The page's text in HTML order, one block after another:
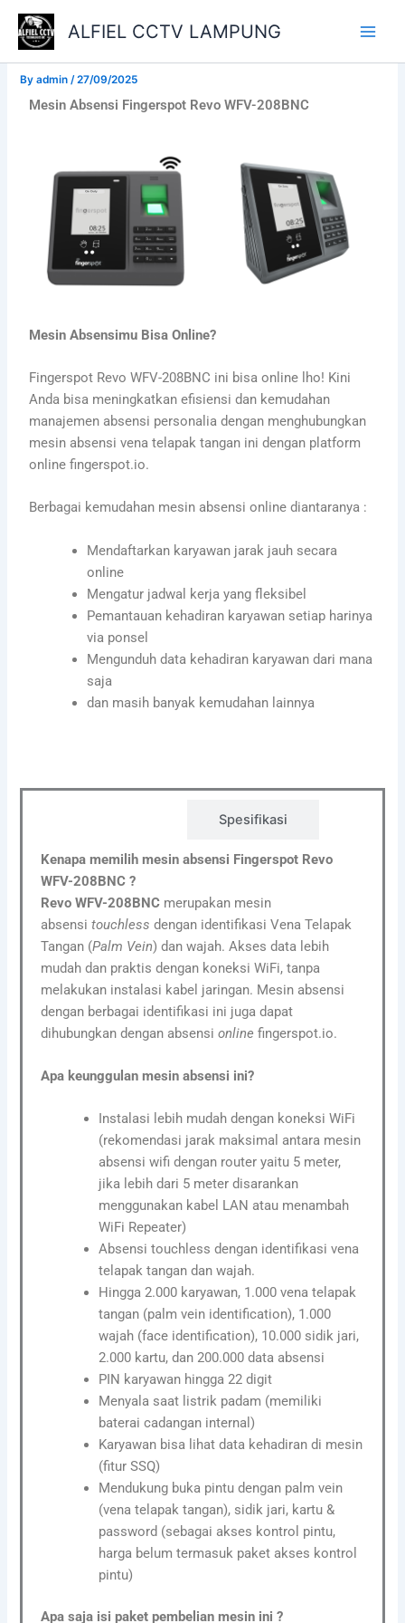
Skip
content
ALFIEL CCTV LAMPUNG
Byadmin/27/09/2025
Mesin Absensi Fingerspot Revo WFV-208BNC
Mesin Absensimu Bisa Online?
Fingerspot Revo WFV-208BNC ini bisa online lho! Kini
Anda bisa meningkatkan efisiensi dan kemudahan
manajemen absensi personalia dengan menghubungkan
mesin absensi vena telapak tangan ini dengan platform
online fingerspot.io.
Berbagai kemudahan mesin absensi online diantaranya :
Mendaftarkan karyawan jarak jauh secara
online
Mengatur jadwal kerja yang fleksibel
Pemantauan kehadiran karyawan setiap harinya
via ponsel
Mengunduh data kehadiran karyawan dari mana
saja
dan masih banyak kemudahan lainnya
Spesifikasi
Kenapa memilih mesin absensi Fingerspot Revo
WFV-208BNC ?
Revo WFV-208BNC merupakan mesin
absensitouchless dengan identifikasi Vena Telapak
Tangan (Palm Vein) dan wajah. Akses data lebih
mudah dan praktis dengan koneksi WiFi, tanpa
melakukan instalasi kabel jaringan. Mesin absensi
dengan berbagai identifikasi ini juga dapat
dihubungkan dengan absensionline fingerspot.io.
Apa keunggulan mesin absensi ini?
Instalasi lebih mudah dengan koneksi WiFi
(rekomendasi jarak maksimal antara mesin
absensi wifi dengan router yaitu 5 meter,
jika lebih dari 5 meter disarankan
menggunakan kabel LAN atau menambah
WiFi Repeater)
Absensi touchless dengan identifikasi vena
telapak tangan dan wajah.
Hingga 2.000 karyawan, 1.000 vena telapak
tangan (palm vein identification), 1.000
wajah (face identification), 10.000 sidik jari,
2.000 kartu, dan 200.000 data absensi
PIN karyawan hingga 22 digit
Menyala saat listrik padam (memiliki
baterai cadangan internal)
Karyawan bisa lihat data kehadiran di mesin
(fitur SSQ)
Mendukung buka pintu dengan palm vein
(vena telapak tangan), sidik jari, kartu &
password (sebagai akses kontrol pintu,
harga belum termasuk paket akses kontrol
pintu)
Apa saja isi paket pembelian mesin ini ?